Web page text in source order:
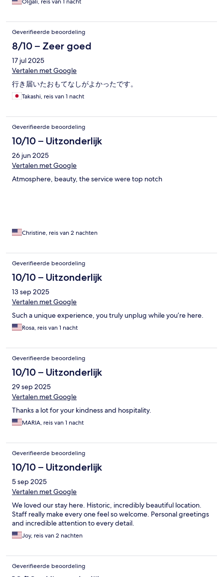
Olgali, reis van 1 nacht
Geverifieerde beoordeling
8/10 – Zeer goed
17 jul 2025
Vertalen met Google
行き届いたおもてなしがよかったです。
Takashi, reis van 1 nacht
Geverifieerde beoordeling
10/10 – Uitzonderlijk
26 jun 2025
Vertalen met Google
Atmosphere, beauty, the service were top notch
Christine, reis van 2 nachten
Geverifieerde beoordeling
10/10 – Uitzonderlijk
13 sep 2025
Vertalen met Google
Such a unique experience, you truly unplug while you’re here.
Rosa, reis van 1 nacht
Geverifieerde beoordeling
10/10 – Uitzonderlijk
29 sep 2025
Vertalen met Google
Thanks a lot for your kindness and hospitality.
MARIA, reis van 1 nacht
Geverifieerde beoordeling
10/10 – Uitzonderlijk
5 sep 2025
Vertalen met Google
We loved our stay here. Historic, incredibly beautiful location.
Staff really make every one feel so welcome. Personal greetings
and incredible attention to every detail.
Joy, reis van 2 nachten
Geverifieerde beoordeling